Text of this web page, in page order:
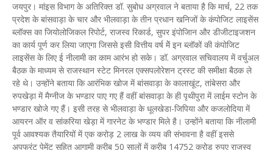
जयपुर। मांइस विभाग के अतिरिक्त डॉ. सुबोध अग्रवाल ने बताया है कि मार्च, 22 तक
प्रदेश के बांसवाड़ा के चार और भीलवाड़ा के तीन प्रधान खनिजों के कंपोजिट लाइसेंस
ब्लॉक्स का जियोलोजिकल रिपोर्ट, राजस्व रिकार्ड, सुपर इंपोजिान और डीजीटाइजशन
का कार्य पूर्ण कर लिया जाएगा जिससे इसी वित्तीय वर्ष मेें इन ब्लॉकों की कंपोजिट
लाइसेंस के लिए ई नीलामी का काम आरंभ हो सके। डॉ. अग्रवाल सचिवालय में वर्चुअल
बैठक के माध्यम से राजस्थान स्टेट मिनरल एक्सपलोरेशन ट्रस्ट की समीक्षा बैठक ले
रहे थे। उन्होंने बताया कि आरंभिक खोज में बांसवाड़ा के कालाखूंट, तांबेसरा और
रुपखेड़ा में मैग्नीज के भण्डार पाए गए हैं वहीं बांसवाड़ा के ही पृथीपुरा में लाईम स्टोन के
भण्डार खोजे गए हैं। इसी तरह से भीलवाड़ा के धूलखेडा-जिपिया और कजलोदिया में
आयरन ऑर व सांकरिया खेड़ा में गारनेट के भण्डार मिले है। उन्होंने बताया कि नीलामी
पूर्व आवश्यक तैयारियों में एक करोड़ 2 लाख के व्यय की संभावना है वहीं इससे
अपफ्रंट पेमेंट सहित आगामी करीब 50 सालों में करीब 14752 करोड़ रुपए राजस्व